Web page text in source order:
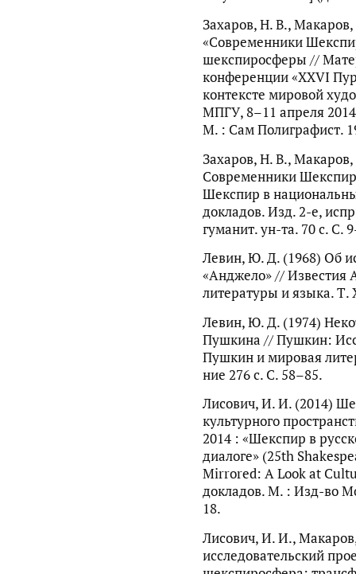
Захаров, Н. В.,
«Современники
шекспиросферы //
конференции «XXVI
контексте мировой
МПГУ, 8–11 апреля
М. : Сам Полиграфист.
Захаров, Н. В.,
Современники
Шекспир в
докладов. Изд. 2-е,
гуманит. ун-та. 70 с. С.
Левин, Ю. Д. (1968) Об
«Анджело» // Известия
литературы и языка. Т.
Левин, Ю. Д. (1974)
Пушкина // Пушкин:
Пушкин и мировая
ние 276 с. С. 58–85.
Лисович, И. И. (2014)
культурного
2014 : «Шекспир в
диалоге» (25th
Mirrored: A Look at
докладов. М. : Изд-во
18.
Лисович, И. И.,
исследовательский